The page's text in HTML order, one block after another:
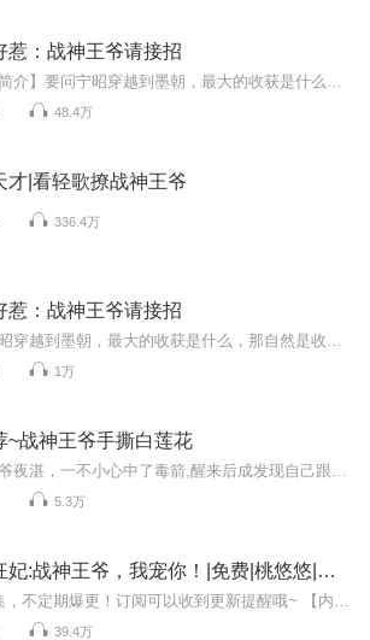
惹：战神王爷请接招
48.4万
才|看轻歌撩战神王爷
336.4万
惹：战神王爷请接招
1万
~战神王爷手撕白莲花
5.3万
空间狂妃:战神王爷，我宠你！|免费|桃悠悠|古代言情&战神&空间&双战神&王爷&先婚后爱&医妃&随身空间
39.4万